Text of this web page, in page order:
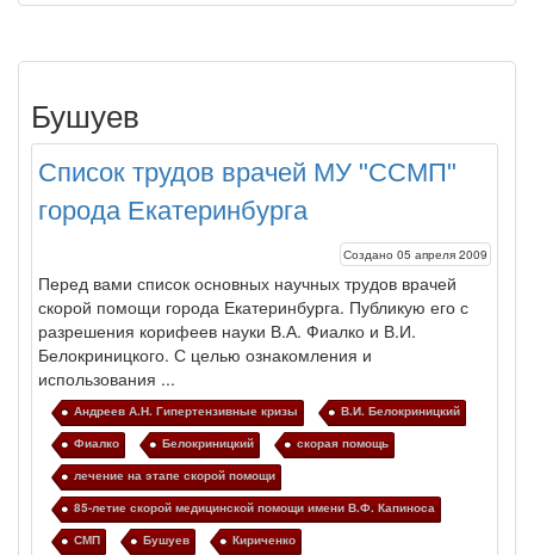
Бушуев
Список трудов врачей МУ "ССМП"
города Екатеринбурга
Создано 05 апреля 2009
Перед вами список основных научных трудов врачей
скорой помощи города Екатеринбурга. Публикую его с
разрешения корифеев науки В.А. Фиалко и В.И.
Белокриницкого. С целью ознакомления и
использования ...
Андреев А.Н. Гипертензивные кризы
В.И. Белокриницкий
Фиалко
Белокриницкий
скорая помощь
лечение на этапе скорой помощи
85-летие скорой медицинской помощи имени В.Ф. Капиноса
СМП
Бушуев Кириченко